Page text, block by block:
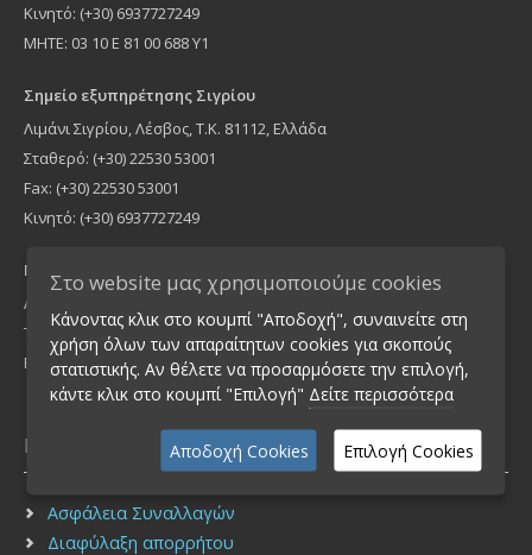
Κινητό: (+30) 6937727249
ΜΗΤΕ: 03 10 Ε 81 00 688 Υ1
Σημείο εξυπηρέτησης Σιγρίου
Λιμάνι Σιγρίου, Λέσβος, Τ.Κ. 81112, Ελλάδα
Σταθερό: (+30) 22530 53001
Fax: (+30) 22530 53001
Κινητό: (+30) 6937727249
Γραφείο Αθήνας
Λήμνου 16, Νέα Ιωνία Τ.Κ 14235, Ελλάδα
Τηλέφωνο: (+30) 210 2755900
FAX: (+30) 210 2751940
Πληροφορίες
Ασφάλεια Συναλλαγών
Διαφύλαξη απορρήτου
Στο website μας χρησιμοποιούμε cookies
Κάνοντας κλικ στο κουμπί "Αποδοχή", συναινείτε στη
χρήση όλων των απαραίτητων cookies για σκοπούς
στατιστικής. Αν θέλετε να προσαρμόσετε την επιλογή,
κάντε κλικ στο κουμπί "Επιλογή" Δείτε περισσότερα
Αποδοχή Cookies Επιλογή Cookies